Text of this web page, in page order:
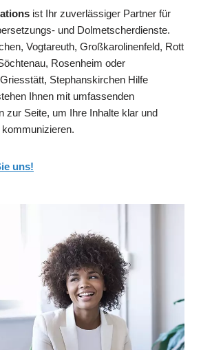
ist Ihr zuverlässiger Partner für
und Dolmetscherdienste.
Vogtareuth, Großkarolinenfeld, Rott
Rosenheim oder
Stephanskirchen Hilfe
Ihnen mit umfassenden
zur Seite, um Ihre Inhalte klar und
uns!